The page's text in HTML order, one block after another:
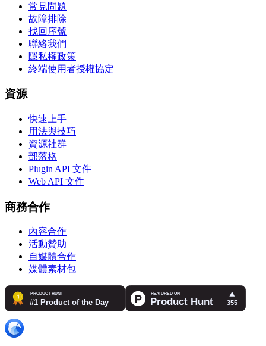
常見問題
故障排除
找回序號
聯絡我們
隱私權政策
終端使用者授權協定
資源
快速上手
用法與技巧
資源社群
部落格
Plugin API 文件
Web API 文件
商務合作
內容合作
活動贊助
自媒體合作
媒體素材包